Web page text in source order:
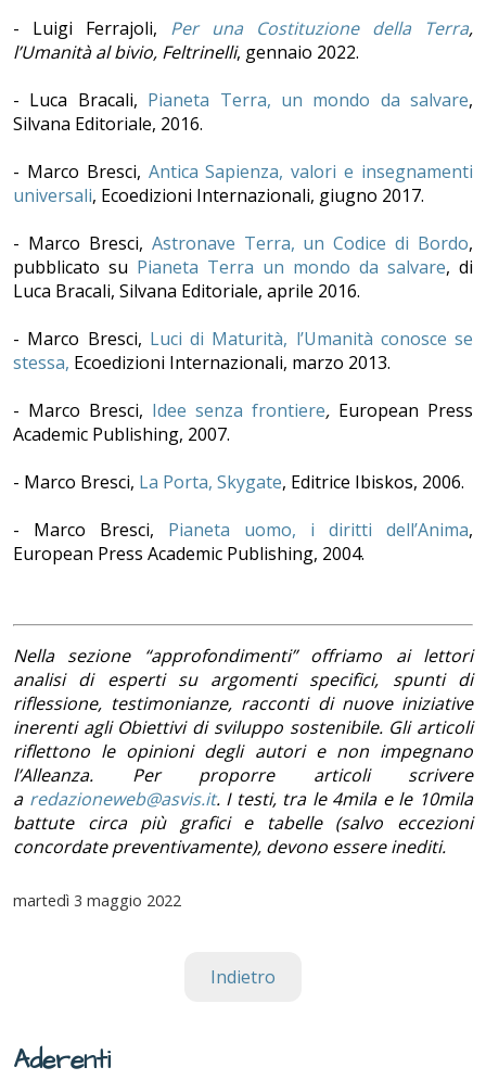
- Luigi Ferrajoli, Per una Costituzione della Terra,
l’Umanità al bivio, Feltrinelli, gennaio 2022.
- Luca Bracali, Pianeta Terra, un mondo da salvare,
Silvana Editoriale, 2016.
- Marco Bresci, Antica Sapienza, valori e insegnamenti
universali, Ecoedizioni Internazionali, giugno 2017.
- Marco Bresci, Astronave Terra, un Codice di Bordo,
pubblicato su Pianeta Terra un mondo da salvare, di
Luca Bracali, Silvana Editoriale, aprile 2016.
- Marco Bresci, Luci di Maturità, l’Umanità conosce se
stessa, Ecoedizioni Internazionali, marzo 2013.
- Marco Bresci, Idee senza frontiere, European Press
Academic Publishing, 2007.
- Marco Bresci, La Porta, Skygate, Editrice Ibiskos, 2006.
- Marco Bresci, Pianeta uomo, i diritti dell’Anima,
European Press Academic Publishing, 2004.
Nella sezione “approfondimenti” offriamo ai lettori
analisi di esperti su argomenti specifici, spunti di
riflessione, testimonianze, racconti di nuove iniziative
inerenti agli Obiettivi di sviluppo sostenibile. Gli articoli
riflettono le opinioni degli autori e non impegnano
l’Alleanza. Per proporre articoli scrivere
a redazioneweb@asvis.it. I testi, tra le 4mila e le 10mila
battute circa più grafici e tabelle (salvo eccezioni
concordate preventivamente), devono essere inediti.
martedì 3 maggio 2022
Indietro
Aderenti